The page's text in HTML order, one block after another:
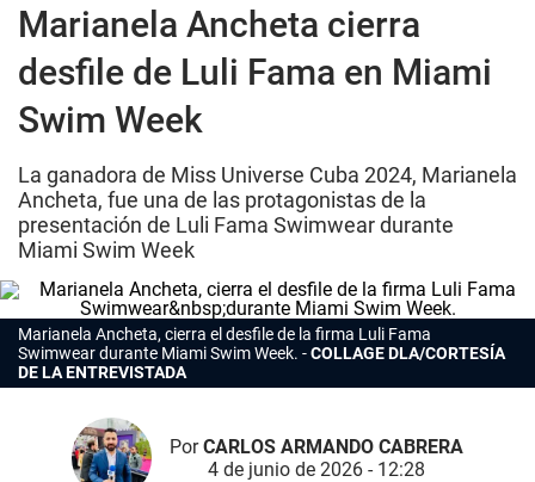
Marianela Ancheta cierra
desfile de Luli Fama en Miami
Swim Week
La ganadora de Miss Universe Cuba 2024, Marianela
Ancheta, fue una de las protagonistas de la
presentación de Luli Fama Swimwear durante
Miami Swim Week
Marianela Ancheta, cierra el desfile de la firma Luli Fama
Swimwear durante Miami Swim Week.
COLLAGE DLA/CORTESÍA
DE LA ENTREVISTADA
PorCARLOS ARMANDO CABRERA
4 de junio de 2026 - 12:28